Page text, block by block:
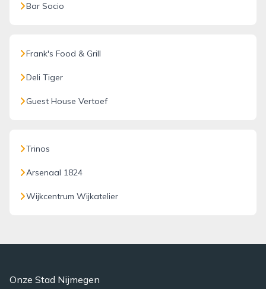
Bar Socio
Frank's Food & Grill
Deli Tiger
Guest House Vertoef
Trinos
Arsenaal 1824
Wijkcentrum Wijkatelier
Onze Stad Nijmegen